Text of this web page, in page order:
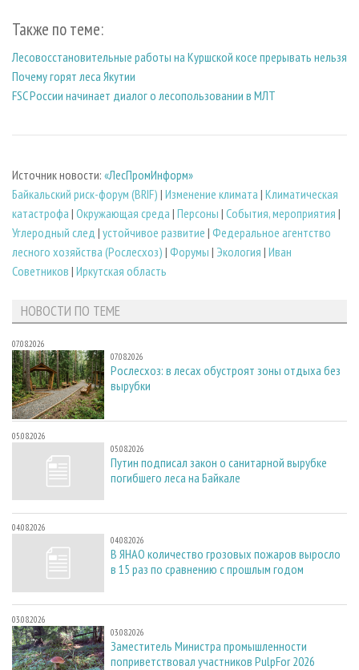
Также по теме:
Лесовосстановительные работы на Куршской косе прерывать нельзя
Почему горят леса Якутии
FSC России начинает диалог о лесопользовании в МЛТ
Источник новости: «ЛесПромИнформ»
Байкальский риск-форум (BRIF) | Изменение климата | Климатическая
катастрофа | Окружающая среда | Персоны | События, мероприятия |
Углеродный след | устойчивое развитие | Федеральное агентство
лесного хозяйства (Рослесхоз) | Форумы | Экология | Иван
Советников | Иркутская область
НОВОСТИ ПО ТЕМЕ
07.08.2026
07.08.2026
Рослесхоз: в лесах обустроят зоны отдыха без
вырубки
05.08.2026
05.08.2026
Путин подписал закон о санитарной вырубке
погибшего леса на Байкале
04.08.2026
04.08.2026
В ЯНАО количество грозовых пожаров выросло
в 15 раз по сравнению с прошлым годом
03.08.2026
03.08.2026
Заместитель Министра промышленности
поприветствовал участников PulpFor 2026